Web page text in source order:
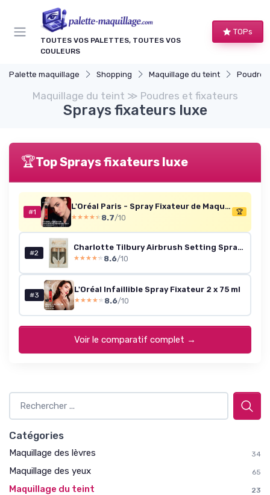
TOUTES VOS PALETTES, TOUTES VOS
COULEURS
TOPs
Palette maquillage Shopping Maquillage du teint
Maquillage du teint ≫ Poudres et fixateurs
Sprays fixateurs luxe
🏆Top Sprays fixateurs luxe
#1
L'Oréal Paris - Spray Fixateur de Maquillage - Waterproof - Sans Transfert - Formule Légère - Non Collant - Résistant à l'Eau et à la Transpiration - Tenue Jusqu'à 36h - Infaillible - Format XL 150 ml
★★★★★
★★★★★ 8.7/10
🏆
#2
Charlotte Tilbury Airbrush Setting Spray 2x34ml
★★★★★
★★★★★ 8.6/10
#3
L'Oréal Infaillible Spray Fixateur 2 x 75 ml
★★★★★
★★★★★ 8.6/10
Voir le comparatif complet →
Catégories
Maquillage des lèvres 34
Maquillage des yeux 65
Maquillage du teint 23
Panneau de gestion des cookies